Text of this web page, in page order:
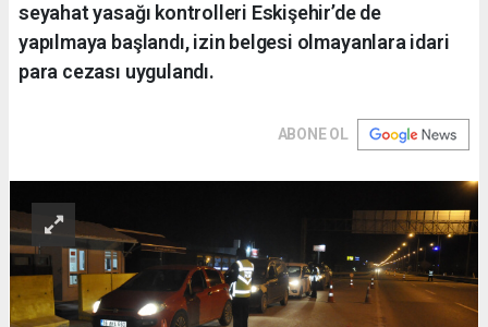
seyahat yasağı kontrolleri Eskişehir’de de
yapılmaya başlandı, izin belgesi olmayanlara idari
para cezası uygulandı.
ABONE OL